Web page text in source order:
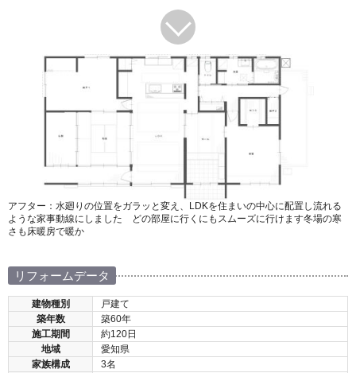
アフター：水廻りの位置をガラッと変え、LDKを住まいの中心に配置し流れる
ような家事動線にしました どの部屋に行くにもスムーズに行けます冬場の寒
さも床暖房で暖か
リフォームデータ
建物種別
戸建て
築年数
築60年
施工期間
約120日
地域
愛知県
家族構成
3名